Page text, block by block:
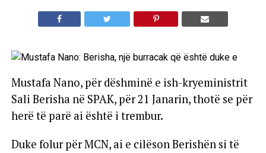
Mustafa Nano, për dëshminë e ish-kryeministrit
Sali Berisha në SPAK, për 21 Janarin, thotë se për
herë të parë ai është i trembur.
Duke folur për MCN, ai e cilëson Berishën si të